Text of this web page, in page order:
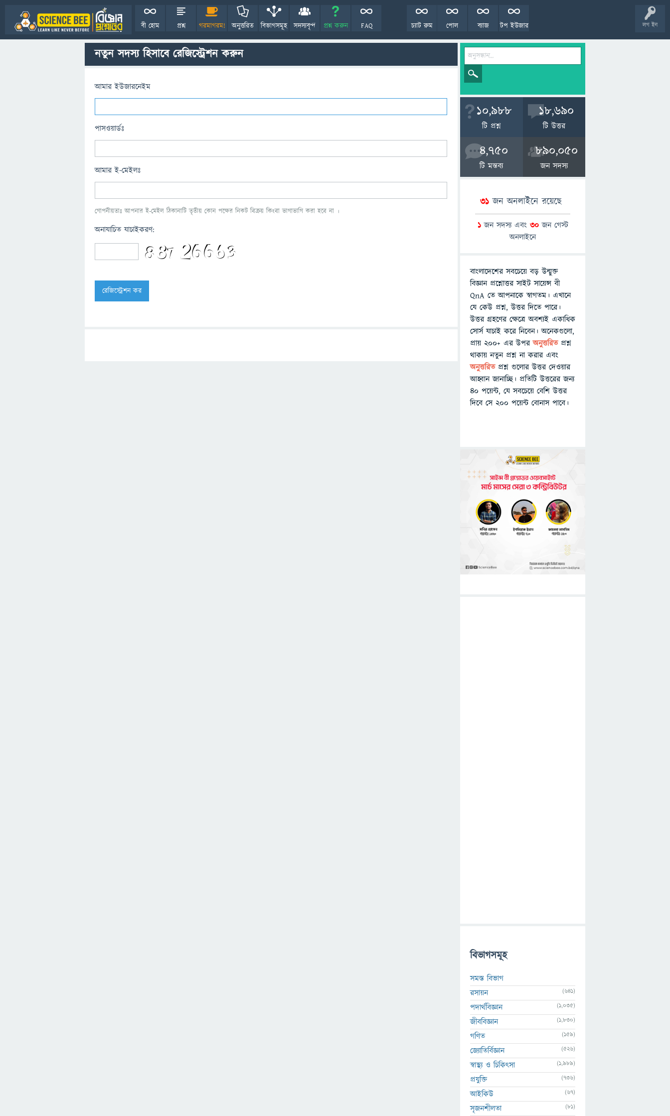
লগ ইন
বী হোম প্রশ্ন গরমাগরম! অনুত্তরিত বিভাগসমূহ সদস্যবৃন্দ প্রশ্ন করুন FAQ টপ ইউজার
ব্যাজ
পোল
চ্যাট রুম
নতুন সদস্য হিসাবে রেজিস্ট্রেশন করুন
আমার ইউজারনেইম
পাসওয়ার্ডঃ
আমার ই-মেইলঃ
গোপনীয়তাঃ আপনার ই-মেইল ঠিকানাটি তৃতীয় কোন পক্ষের নিকট বিক্রয় কিংবা ভাগাভাগি করা হবে না ।
অনাযাচিত যাচাইকরণ:
10,988
টি প্রশ্ন
18,690
টি উত্তর
4,750
টি মন্তব্য
890,050
জন সদস্য
31জন অনলাইনে রয়েছে
1জন সদস্য এবং 30জন গেস্ট
অনলাইনে
বাংলাদেশের সবচেয়ে বড় উন্মুক্ত
বিজ্ঞান প্রশ্নোত্তর সাইট সায়েন্স বী
QnA তে আপনাকে স্বাগতম। এখানে
যে কেউ প্রশ্ন, উত্তর দিতে পারে।
উত্তর গ্রহণের ক্ষেত্রে অবশ্যই একাধিক
সোর্স যাচাই করে নিবেন। অনেকগুলো,
প্রায় ২০০+ এর উপরঅনুত্তরিতপ্রশ্ন
থাকায় নতুন প্রশ্ন না করার এবং
অনুত্তরিত প্রশ্ন গুলোর উত্তর দেওয়ার
আহ্বান জানাচ্ছি। প্রতিটি উত্তরের জন্য
৪০ পয়েন্ট, যে সবচেয়ে বেশি উত্তর
দিবে সে ২০০ পয়েন্ট বোনাস পাবে।
বিভাগসমূহ
সমস্ত বিভাগ
রসায়ন
(641)
পদার্থবিজ্ঞান (1,035)
জীববিজ্ঞান (1,830)
গণিত (159)
জ্যোতির্বিজ্ঞান (526)
স্বাস্থ্য ও চিকিৎসা (1,989)
প্রযুক্তি (736)
আইকিউ (67)
সৃজনশীলতা (81)